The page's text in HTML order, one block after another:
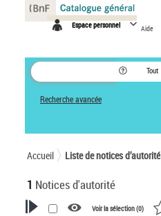
Espace personnel Aide
Tout
Recherche avancée
Accueil Liste de notices d’autorité
1 Notices d'autorité
Voir la sélection (0)
Panneau de gestion des cookies